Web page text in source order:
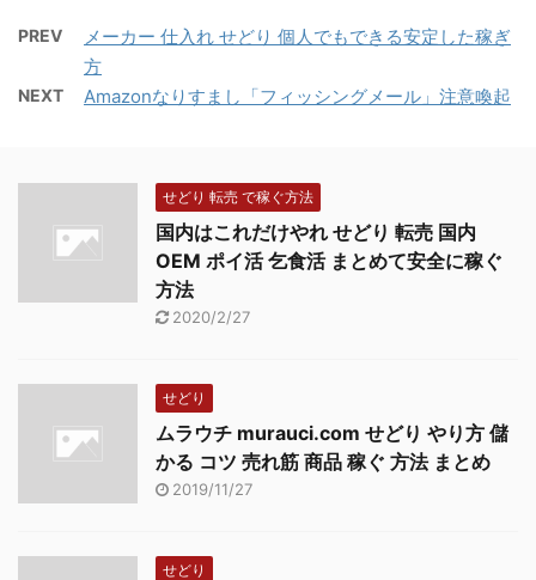
還元するというもので
す。 12月4日から実施さ
れるということですが、
高還元率ということもあ
で、10万円まで、 ...
れしないように、たっぷ
しています。 さて本題で
イアント様より多く ...
外の多くの出品者が商品
を販売しています。そし
て、販売している出品者
す。 これは即ち、アマ
ゾンで販売している出品
者の取扱商品は全て、な
んらかの方法で仕入れ、
必ず儲けているというこ
とです。 要するに、儲
ただし、ビックカメラな
どの小売店、タイガーな
どのメーカーも出品して
いますので、全ての出品
者が対象となるわけでは
PREV
メーカー 仕入れ せどり 個人でもできる安定した稼ぎ
方
NEXT Amazonなりすまし「フィッシングメール」注意喚起
せどり 転売 で稼ぐ方法
国内はこれだけやれ せどり 転売 国内
OEM ポイ活 乞食活 まとめて安全に稼ぐ
方法
2020/2/27
せどり
ムラウチ murauci.com せどり やり方 儲
かる コツ 売れ筋 商品 稼ぐ 方法 まとめ
2019/11/27
せどり